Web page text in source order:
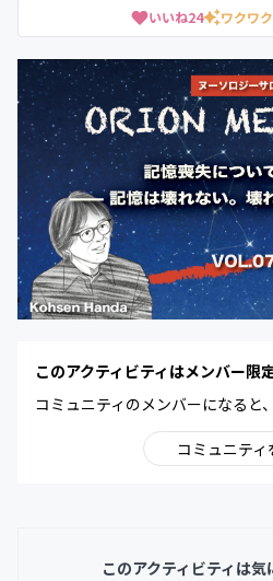
いいね24 ワクワク
このアクティビティはメンバー限
コミュニティのメンバーになると
コミュニティ
このアクティビティは